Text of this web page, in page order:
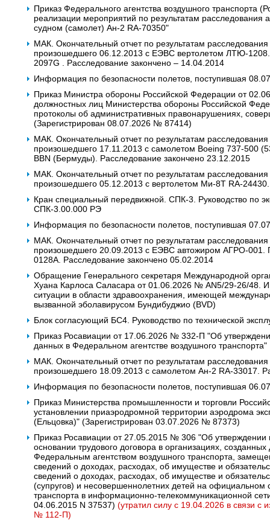
Приказ Федерального агентства воздушного
реализации мероприятий по результатам
судном (самолет) Ан-2 RA-70350"
МАК. Окончательный отчет по результатам
произошедшего 06.12.2013 с ЕЭВС вертолетом ЛТЮ-1208.
2097G . Расследование закончено – 14.04.2014
Информация по безопасности полетов, поступившая
Приказ Министра обороны Российской Федерации от
должностных лиц Министерства обороны Российской
протоколы об административных правонарушениях,
(Зарегистрирован 08.07.2026 № 87414)
МАК. Окончательный отчет по результатам
произошедшего 17.11.2013 c самолетом Boeing 737-500
BBN (Бермуды). Расследование закончено 23.12.2015
МАК. Окончательный отчет по результатам
произошедшего 05.12.2013 с вертолетом Ми-8Т RA-
Кран специальный передвижной. СПК-3. Руководство по
СПК-3.00.000 РЭ
Информация по безопасности полетов, поступившая
МАК. Окончательный отчет по результатам
произошедшего 20.09.2013 с ЕЭВС автожиром АГРО-001.
0128A. Расследование закончено 05.02.2014
Обращение Генерального секретаря Международной
Хуана Карлоса Саласара от 01.06.2026 № AN5/29-26/48.
ситуации в области здравоохранения, имеющей
вызванной эболавирусом Бундибуджио (BVD)
Блок согласующий БС4. Руководство по технической
Приказ Росавиации от 17.06.2026 № 332-П "Об
данных в Федеральном агентстве воздушного транспорта"
МАК. Окончательный отчет по результатам
произошедшего 18.09.2013 с самолетом Ан-2 RA-33017.
Информация по безопасности полетов, поступившая
Приказ Министерства промышленности и торговли
установлении приаэродромной территории аэродрома
(Ельцовка)" (Зарегистрирован 03.07.2026 № 87373)
Приказ Росавиации от 27.05.2015 № 306 "Об
основании трудового договора в организациях,
Федеральным агентством воздушного транспорта,
сведений о доходах, расходах, об имуществе и
сведений о доходах, расходах, об имуществе и
(супругов) и несовершеннолетних детей на официальном
транспорта в информационно-телекоммуникационной
04.06.2015 N 37537) (утратил силу с 19.04.2026 в связи с
№ 112-П)